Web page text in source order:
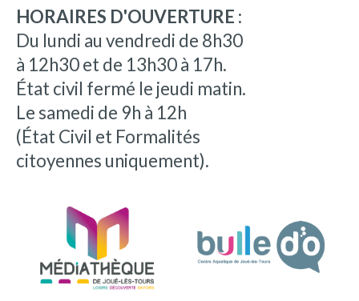
HORAIRES D'OUVERTURE :
Du lundi au vendredi de 8h30
à 12h30 et de 13h30 à 17h.
État civil fermé le jeudi matin.
Le samedi de 9h à 12h
(État Civil et Formalités
citoyennes uniquement).